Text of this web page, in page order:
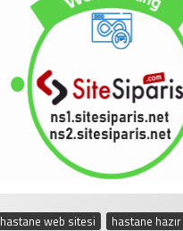
hastane web sitesi hastane